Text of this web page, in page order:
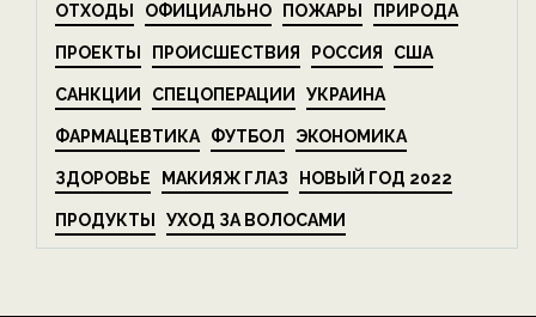
ОТХОДЫ ОФИЦИАЛЬНО ПОЖАРЫ ПРИРОДА
ПРОЕКТЫ ПРОИСШЕСТВИЯ РОССИЯ США
САНКЦИИ СПЕЦОПЕРАЦИИ УКРАИНА
ФАРМАЦЕВТИКА ФУТБОЛ ЭКОНОМИКА
ЗДОРОВЬЕ МАКИЯЖ ГЛАЗ НОВЫЙ ГОД 2022
ПРОДУКТЫ УХОД ЗА ВОЛОСАМИ